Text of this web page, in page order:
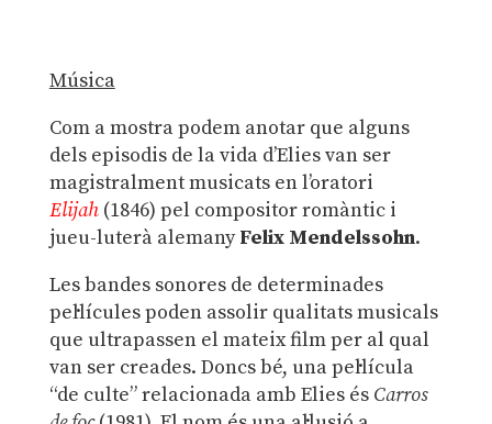
Música
Com a mostra podem anotar que alguns
dels episodis de la vida d’Elies van ser
magistralment musicats en l’oratori
Elijah(1846) pel compositor romàntic i
jueu-luterà alemanyFelix Mendelssohn.
Les bandes sonores de determinades
pel·lícules poden assolir qualitats musicals
que ultrapassen el mateix film per al qual
van ser creades. Doncs bé, una pel·lícula
“de culte” relacionada amb Elies és Carros